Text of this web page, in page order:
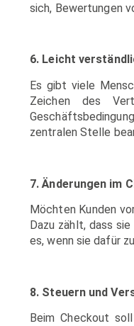
sich, Bewertungen
6. Leicht
Es gibt viele
Zeichen des
zentralen Stelle
7. Änderungen im
Möchten Kunden
Dazu zählt, dass
es, wenn sie dafür
8. Steuern und
Beim Checkout